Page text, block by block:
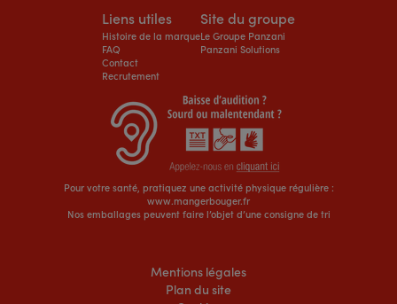
Liens utiles
Histoire de la marque
FAQ
Contact
Recrutement
Site du groupe
Le Groupe Panzani
Panzani Solutions
Pour votre santé, pratiquez une activité physique régulière :
www.mangerbouger.fr
Nos emballages peuvent faire l’objet d’une consigne de tri
Mentions légales
Plan du site